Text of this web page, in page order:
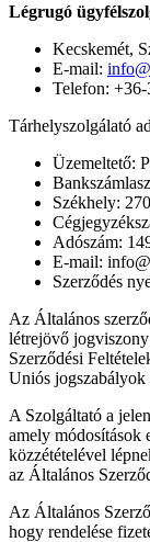
Légrugó
Kecskemét,
E-mail:
Telefon: +36-
Tárhelyszolgálató
Üzemeltető:
Székhely:
Adószám:
E-mail:
Szerződés
Az Általános
létrejövő
Szerződési
Uniós
A Szolgáltató a
amely módosítások
közzétételével
az Általános
Az Általános
hogy rendelése